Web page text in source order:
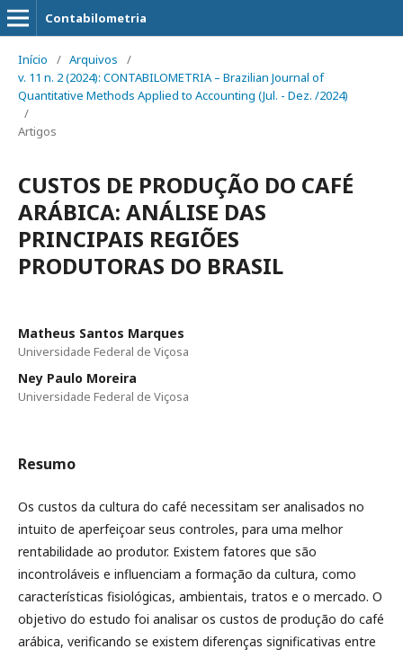
Contabilometria
Início / Arquivos
/
v. 11 n. 2 (2024): CONTABILOMETRIA – Brazilian Journal of
Quantitative Methods Applied to Accounting (Jul. - Dez. /2024)
/
Artigos
CUSTOS DE PRODUÇÃO DO CAFÉ
ARÁBICA: ANÁLISE DAS
PRINCIPAIS REGIÕES
PRODUTORAS DO BRASIL
Matheus Santos Marques
Universidade Federal de Viçosa
Ney Paulo Moreira
Universidade Federal de Viçosa
Resumo
Os custos da cultura do café necessitam ser analisados no
intuito de aperfeiçoar seus controles, para uma melhor
rentabilidade ao produtor. Existem fatores que são
incontroláveis e influenciam a formação da cultura, como
características fisiológicas, ambientais, tratos e o mercado. O
objetivo do estudo foi analisar os custos de produção do café
arábica, verificando se existem diferenças significativas entre